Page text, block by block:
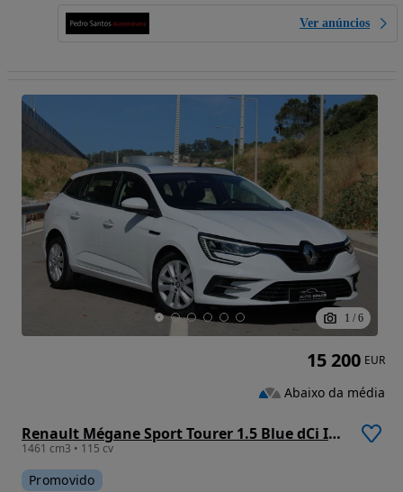
Ver anúncios
1 / 6
Renault Mégane Sport Tourer 1.5 Blue dCi Intens EDC
1461 cm3 • 115 cv
Promovido
15 200 EUR
Abaixo da média